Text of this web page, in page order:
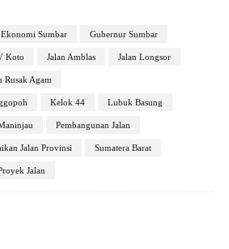
Ekonomi Sumbar Gubernur Sumbar
Koto Jalan Amblas Jalan Longsor
Rusak Agam
Kelok 44 Lubuk Basung
Pembangunan Jalan
Jalan Provinsi Sumatera Barat
Jalan